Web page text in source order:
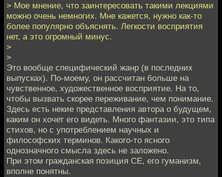
> Мое мнение, что заинтересовать такими лекциями
можно очень немногих. Мне кажется, нужно как-то
более популярно объяснять. Легкости восприятия
нет, а это огромный минус.
>
>
Это вообще специфический жанр (в последних
выпусках). По-моему, он рассчитан больше на
чувственное, художественное восприятие. На то,
чтобы вызвать скорее переживание, чем понимание.
Здесь есть некие представления автора о будущем,
каким он хочет его видеть. Много фантазии, это типа
стихов, но с употреблением научных и
философских терминов. Какого-то ясного
однозначного смысла здесь не заложено.
При этом гражданская позиция СЕ, его гуманизм,
вполне понятны.